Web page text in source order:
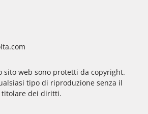
sito web sono protetti da copyright.
tipo di riproduzione senza il
titolare dei diritti.